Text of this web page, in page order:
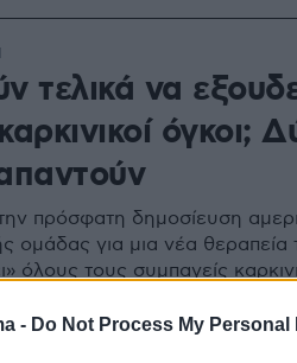
- Do Not Process My Personal
τελικά να
όγκοι;
απαντούν
πρόσφατη δημοσίευση
ομάδας για μια νέα θεραπεία
όλους τους συμπαγείς
και συζήτησε μαζί